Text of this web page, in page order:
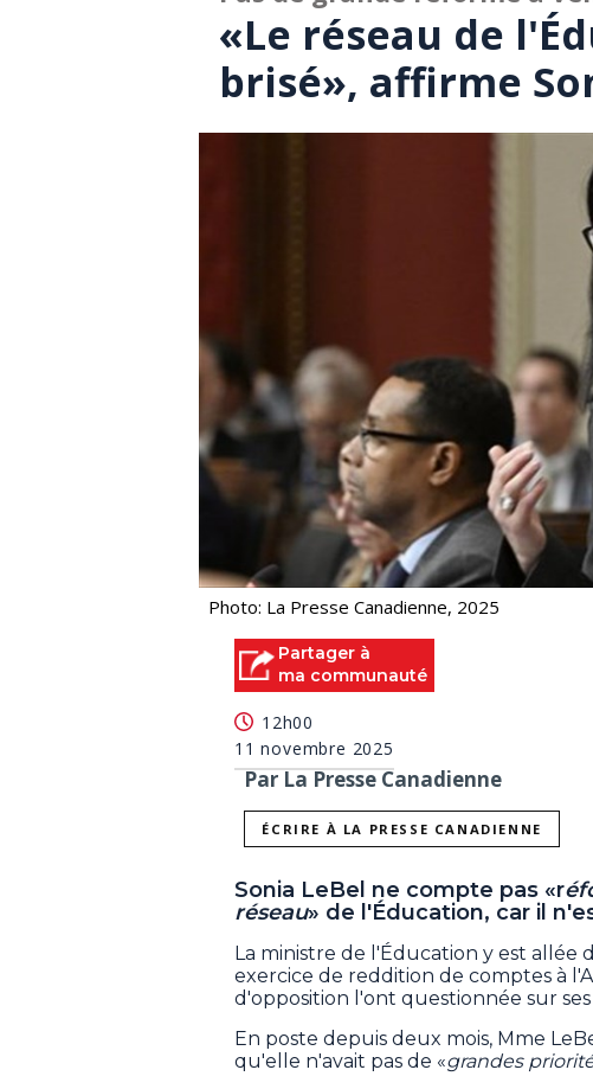
«Le réseau de
brisé», affirme
Photo: La Presse Canadienne, 2025
Partager à
ma communauté
12h00
11 novembre 2025
Par La Presse Canadienne
ÉCRIRE À LA PRESSE CANADIENNE
Sonia LeBel ne compte pas «r
réseau» de l'Éducation, car il
La ministre de l'Éducation y est
exercice de reddition de comptes à
d'opposition l'ont questionnée sur ses
En poste depuis deux mois, Mme
qu'elle n'avait pas de «grandes